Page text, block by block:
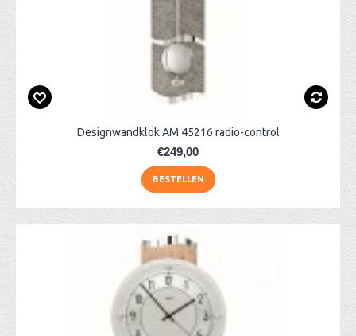
Designwandklok AM 45216 radio-control
€249,00
BESTELLEN